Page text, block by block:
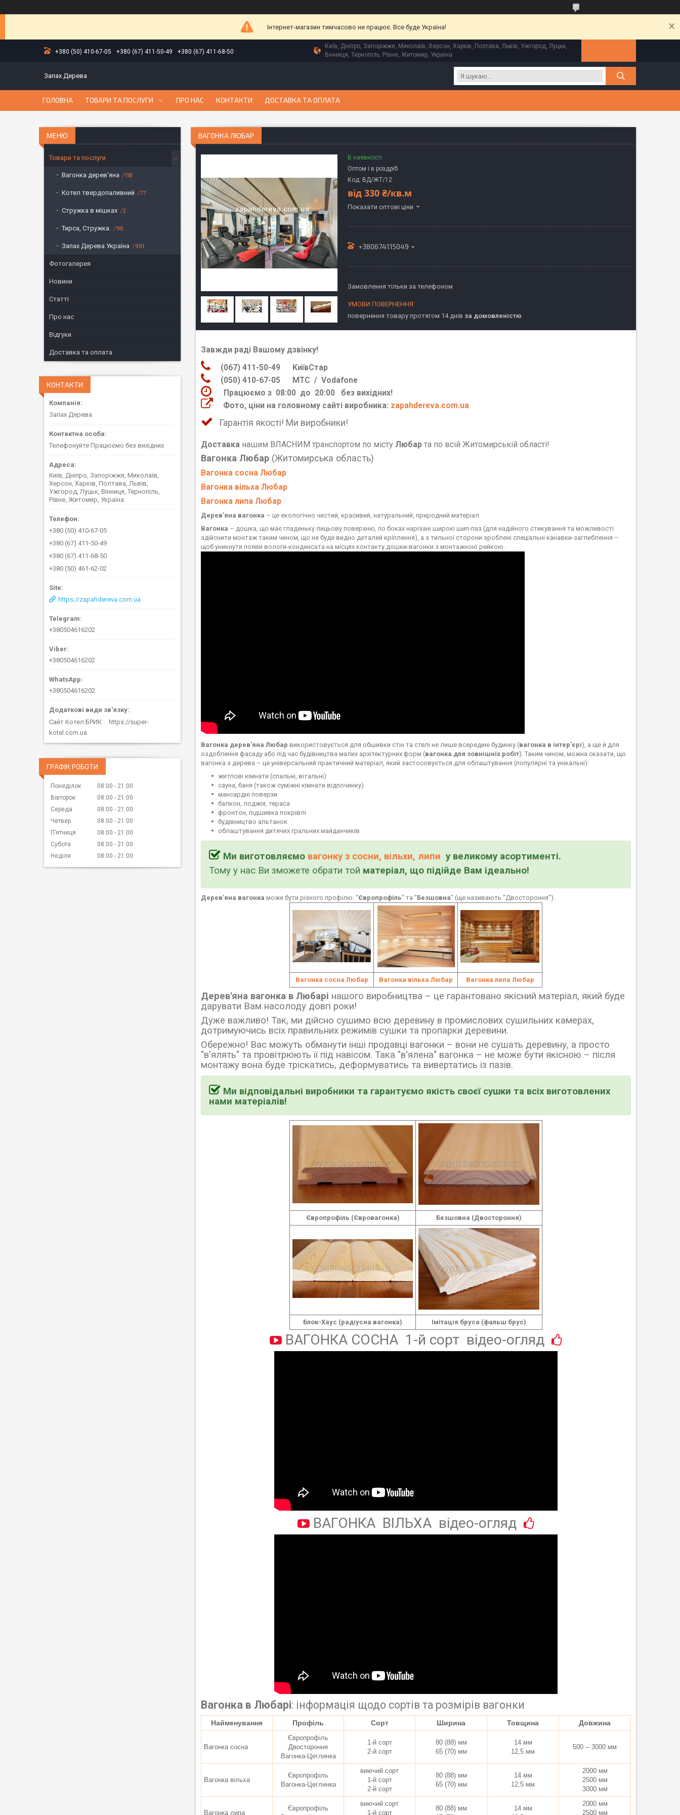
Інтернет-магазин тимчасово не працює. Все буде Україна!
+380 (50) 410-67-05 +380 (67) 411-50-49 +380 (67) 411-68-50
Київ, Дніпро, Запоріжжя, Миколаїв, Херсон, Харків, Полтава, Львів, Ужгород, Луцьк,
Вінниця, Тернопіль, Рівне, Житомир, Україна
Запах Дерева
ГОЛОВНА ТОВАРИ ТА ПОСЛУГИ ПРО НАС КОНТАКТИ ДОСТАВКА ТА ОПЛАТА
ВАГОНКА ЛЮБАР
В наявності
Оптом і в роздріб
Код: ВД/ЖТ/12
від 330 ₴/кв.м
Показати оптові ціни
+380674115049
Замовлення тільки за телефоном
повернення товару протягом 14 днів за домовленістю
Завжди раді Вашому дзвінку!
(067) 411-50-49 КиївСтар
(050) 410-67-05 МТС / Vodafone
Працюємо з 08:00 до 20:00 без вихідних!
Фото, ціни на головному сайті виробника: zapahdereva.com.ua
Гарантія якості! Ми виробники!
Доставка нашим ВЛАСНИМ транспортом по місту Любар та по всій Житомирській області!
Вагонка Любар (Житомирська область)
Вагонка сосна Любар
Вагонка вільха Любар
Вагонка липа Любар
Дерев'яна вагонка – це екологічно чистий, красивий, натуральний, природний матеріал.
Вагонка – дошка, що має гладеньку лицьову поверхню, по боках нарізані широкі шип-паз (для надійного стикування та можливості
здійснити монтаж таким чином, що не буде видно деталей кріплення), а з тильної сторони зроблені спеціальні канавки-заглиблення –
щоб уникнути появи вологи-конденсата на місцях контакту дошки-вагонки з монтажною рейкою.
Вагонка дерев'яна Любар використовується для обшивки стін та стелі не лише всередині будинку (вагонка в інтер'єрі), а ще й для
оздоблення фасаду або під час будівництва малих архітектурних форм (вагонка для зовнішніх робіт). Таким чином, можна сказати, що
вагонка з дерева – це універсальний практичний матеріал, який застосовується для облаштування (популярні та унікальні):
житлові кімнати (спальні, вітальні)
сауна, баня (також суміжні кімнати відпочинку)
мансардні поверхи
балкон, лоджія, тераса
фронтон, підшивка покрівлі
будівництво альтанок
облаштування дитячих гральних майданчиків
Ми виготовляємо вагонку з сосни, вільхи, липи у великому асортименті.
Тому у нас Ви зможете обрати той матеріал, що підійде Вам ідеально!
Дерев'яна вагонка може бути різного профілю: "Європрофіль" та "Безшовна" (ще називають "Двостороння").
Вагонка сосна Любар Вагонка вільха Любар Вагонка липа Любар
Дерев'яна вагонка в Любарі нашого виробництва – це гарантовано якісний матеріал, який буде
дарувати Вам насолоду довгі роки!
Дуже важливо! Так, ми дійсно сушимо всю деревину в промислових сушильних камерах,
дотримуючись всіх правильних режимів сушки та пропарки деревини.
Обережно! Вас можуть обманути інші продавці вагонки – вони не сушать деревину, а просто
"в'ялять" та провітрюють її під навісом. Така "в'ялена" вагонка – не може бути якісною – після
монтажу вона буде тріскатись, деформуватись та вивертатись із пазів.
Ми відповідальні виробники та гарантуємо якість своєї сушки та всіх виготовлених
нами матеріалів!
Європрофіль (Євровагонка) Безшовна (Двостороння)
Блок-Хаус (радіусна вагонка) Імітація бруса (фальш брус)
ВАГОНКА СОСНА 1-й сорт відео-огляд
ВАГОНКА ВІЛЬХА відео-огляд
Вагонка в Любарі: інформація щодо сортів та розмірів вагонки
Найменування Профіль Сорт Ширина Товщина Довжина
Вагонка сосна
Європрофіль
Двостороння
Вагонка-Цеглинка
1-й сорт
2-й сорт
80 (88) мм
65 (70) мм
14 мм
12,5 мм
500 -- 3000 мм
Вагонка вільха
Європрофіль
Вагонка-Цеглинка
виючий сорт
1-й сорт
2-й сорт
80 (88) мм
65 (70) мм
14 мм
12,5 мм
2000 мм
2500 мм
3000 мм
Вагонка липа
Європрофіль
виючий сорт
1-й сорт
80 (88) мм
14 мм
2000 мм
2500 мм
Товари та послуги
Вагонка дерев'яна 118
Котел твердопаливний 77
Стружка в мішках 2
Тирса, Стружка. 90
Запах Дерева Україна 991
Фотогалерея
Новини
Статті
Про нас
Відгуки
Доставка та оплата
КОНТАКТИ
Запах Дерева
Телефонуйте Працюємо без вихідних
Київ, Дніпро, Запоріжжя, Миколаїв,
Херсон, Харків, Полтава, Львів,
Ужгород, Луцьк, Вінниця, Тернопіль,
Рівне, Житомир, Україна
+380 (50) 410-67-05
+380 (67) 411-50-49
+380 (67) 411-68-50
+380 (50) 461-62-02
https://zapahdereva.com.ua
+380504616202
+380504616202
+380504616202
Сайт Котел БРИК
https://super-
kotel.com.ua
ГРАФІК РОБОТИ
Понеділок 08:00
21:00
Вівторок
08:00
21:00
Середа
08:00
21:00
Четвер
08:00
21:00
Пʼятниця
08:00
21:00
Субота
08:00
21:00
Неділя
08:00 21:00